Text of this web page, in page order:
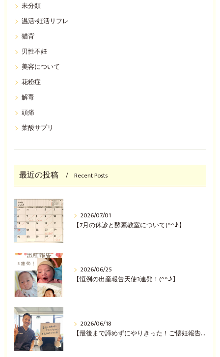
未分類
温活×妊活リフレ
猫背
男性不妊
美容について
花粉症
解毒
頭痛
葉酸サプリ
最近の投稿 Recent Posts
2026/07/01
【7月の休診と酵素教室について(^^♪】
2026/06/25
【恒例の出産報告天使3連発！(^^♪】
2026/06/18
【最後まで諦めずにやりきった！ご懐妊報告(^^♪】